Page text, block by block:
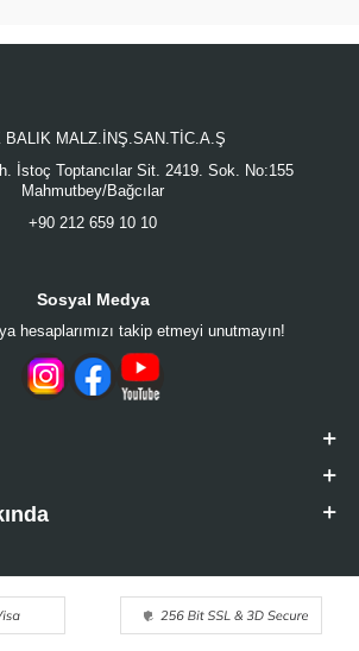
BALIK MALZ.İNŞ.SAN.TİC.A.Ş
İstoç Toptancılar Sit. 2419. Sok. No:155
Mahmutbey/Bağcılar
+90 212 659 10 10
Sosyal Medya
hesaplarımızı takip etmeyi unutmayın!